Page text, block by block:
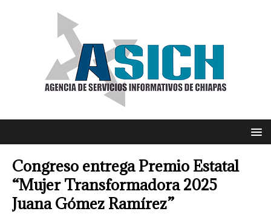
Congreso entrega Premio Estatal
“Mujer Transformadora 2025
Juana Gómez Ramírez”